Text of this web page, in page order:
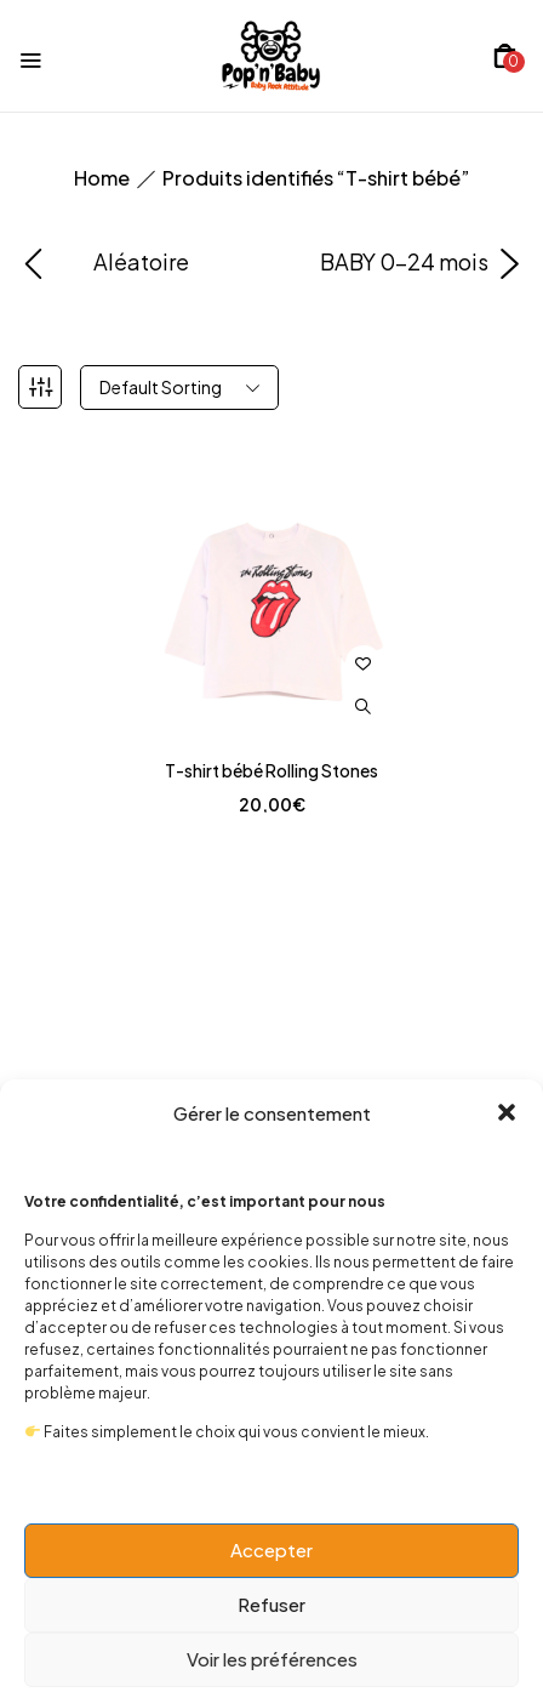
Gérer le consentement
Votre confidentialité, c’est important pour nous
Pour vous offrir la meilleure expérience possible sur notre site, nous
utilisons des outils comme les cookies. Ils nous permettent de faire
fonctionner le site correctement, de comprendre ce que vous
appréciez et d’améliorer votre navigation. Vous pouvez choisir
d’accepter ou de refuser ces technologies à tout moment. Si vous
refusez, certaines fonctionnalités pourraient ne pas fonctionner
parfaitement, mais vous pourrez toujours utiliser le site sans
problème majeur.
Faites simplement le choix qui vous convient le mieux.
Accepter
Refuser
Voir les préférences
0
Home Produits identifiés “T-shirt bébé”
Aléatoire BABY 0-24 mois
Default Sorting
T-shirt bébé Rolling Stones
20,00€
contact@popnbaby.com
+33 01 64 62 14 89
Follow us